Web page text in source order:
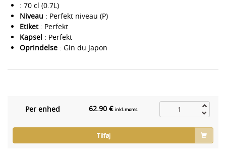
: 70 cl (0.7L)
Niveau : Perfekt niveau (P)
Etiket: Perfekt
Kapsel : Perfekt
Oprindelse : Gin du Japon
Per enhed 62.90 € inkl. moms
Tilføj